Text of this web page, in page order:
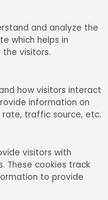
and analyze the
which helps in
visitors.
how visitors interact
information on
traffic source, etc.
visitors with
These cookies track
to provide